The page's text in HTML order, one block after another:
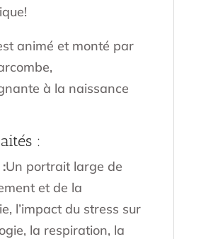
animé et monté par
à la naissance
:
Un portrait large de
et de la
l’impact du stress sur
la respiration, la